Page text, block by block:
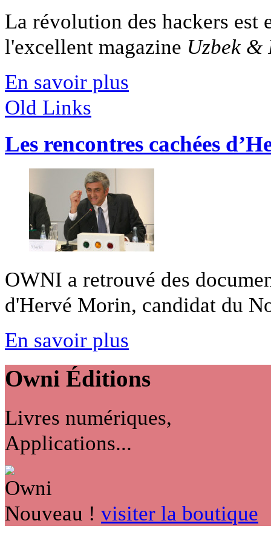
La révolution des hackers est
l'excellent magazine Uzbek &
En savoir plus
Old Links
Les rencontres cachées
OWNI a retrouvé des
d'Hervé Morin, candidat du
En savoir plus
Owni Éditions
Livres numériques,
Applications...
Nouveau ! visiter la boutique